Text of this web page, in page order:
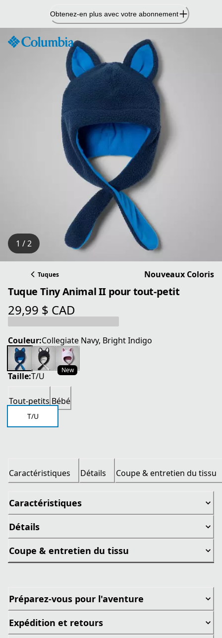
contenu
Obtenez-en plus avec votre abonnement
1 / 2
Tuques Nouveaux Coloris
Tuque Tiny Animal II pour tout-petit
29,99 $ CAD
prix actuel 29,99 $ CAD
Couleur:Collegiate Navy, Bright Indigo
New
Taille:T/U
Tout-petits Bébé
T/U
Caractéristiques Détails Coupe & entretien du tissu
Caractéristiques
Détails
Coupe & entretien du tissu
Préparez-vous pour l'aventure
Expédition et retours